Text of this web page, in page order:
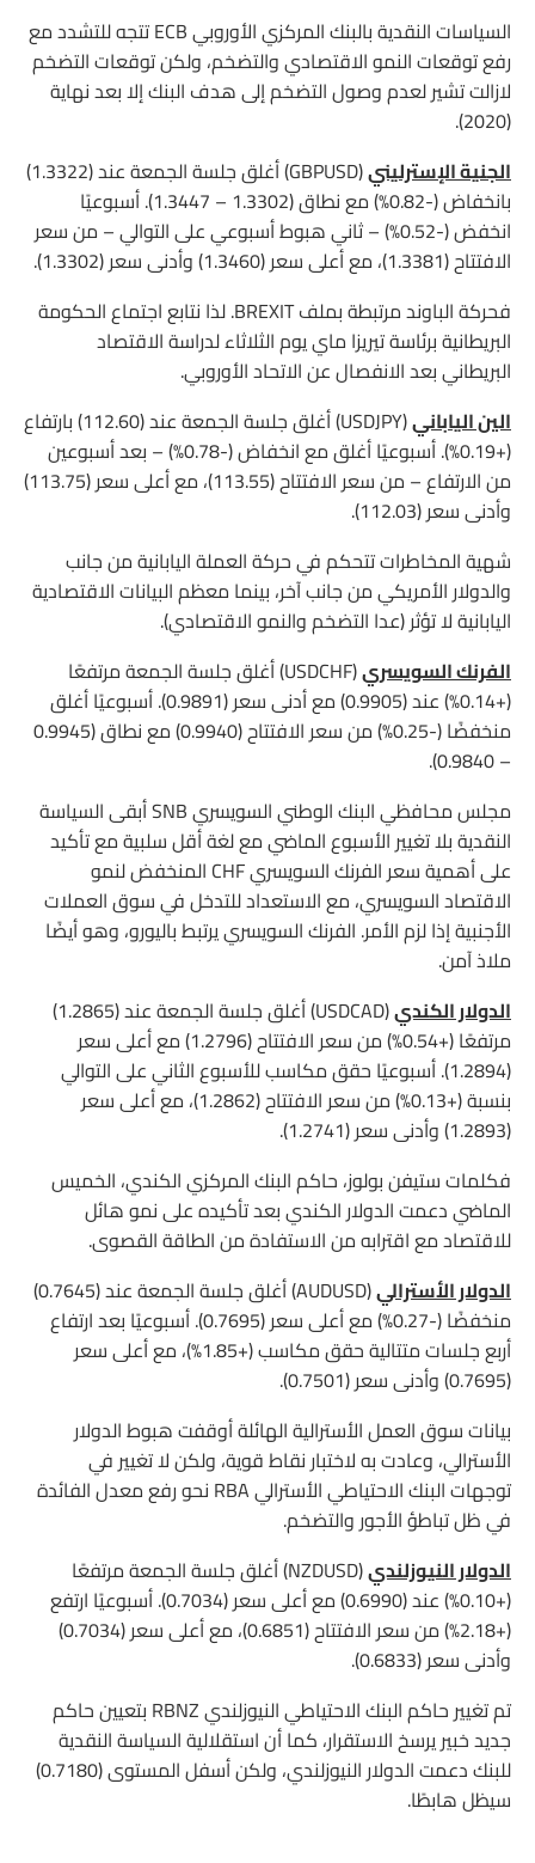
السياسات النقدية بالبنك المركزي الأوروبي ECB تتجه للتشدد مع
رفع توقعات النمو الاقتصادي والتضخم، ولكن توقعات التضخم
لازالت تشير لعدم وصول التضخم إلى هدف البنك إلا بعد نهاية
(2020).
الجنية الإسترليني
(GBPUSD) أغلق جلسة الجمعة عند (1.3322)
بانخفاض (-0.82%) مع نطاق (1.3302 – 1.3447). أسبوعيًا
انخفض (-0.52%) – ثاني هبوط أسبوعي على التوالي – من سعر
الافتتاح (1.3381)، مع أعلى سعر (1.3460) وأدنى سعر (1.3302).
فحركة الباوند مرتبطة بملف BREXIT. لذا نتابع اجتماع الحكومة
البريطانية برئاسة تيريزا ماي يوم الثلاثاء لدراسة الاقتصاد
البريطاني بعد الانفصال عن الاتحاد الأوروبي.
الين الياباني
(USDJPY) أغلق جلسة الجمعة عند (112.60) بارتفاع
(+0.19%). أسبوعيًا أغلق مع انخفاض (-0.78%) – بعد أسبوعين
من الارتفاع – من سعر الافتتاح (113.55)، مع أعلى سعر (113.75)
وأدنى سعر (112.03).
شهية المخاطرات تتحكم في حركة العملة اليابانية من جانب
والدولار الأمريكي من جانب آخر، بينما معظم البيانات الاقتصادية
اليابانية لا تؤثر (عدا التضخم والنمو الاقتصادي).
الفرنك السويسري
(USDCHF) أغلق جلسة الجمعة مرتفعًا
(+0.14%) عند (0.9905) مع أدنى سعر (0.9891). أسبوعيًا أغلق
منخفضًا (-0.25%) من سعر الافتتاح (0.9940) مع نطاق (0.9945
– 0.9840).
مجلس محافظي البنك الوطني السويسري SNB أبقى السياسة
النقدية بلا تغيير الأسبوع الماضي مع لغة أقل سلبية مع تأكيد
على أهمية سعر الفرنك السويسري CHF المنخفض لنمو
الاقتصاد السويسري، مع الاستعداد للتدخل في سوق العملات
الأجنبية إذا لزم الأمر. الفرنك السويسري يرتبط باليورو، وهو أيضًا
ملاذ آمن.
الدولار الكندي
(USDCAD) أغلق جلسة الجمعة عند (1.2865)
مرتفعًا (+0.54%) من سعر الافتتاح (1.2796) مع أعلى سعر
(1.2894). أسبوعيًا حقق مكاسب للأسبوع الثاني على التوالي
بنسبة (+0.13%) من سعر الافتتاح (1.2862)، مع أعلى سعر
(1.2893) وأدنى سعر (1.2741).
فكلمات ستيفن بولوز، حاكم البنك المركزي الكندي، الخميس
الماضي دعمت الدولار الكندي بعد تأكيده على نمو هائل
للاقتصاد مع اقترابه من الاستفادة من الطاقة القصوى.
الدولار الأسترالي
(AUDUSD) أغلق جلسة الجمعة عند (0.7645)
منخفضًا (-0.27%) مع أعلى سعر (0.7695). أسبوعيًا بعد ارتفاع
أربع جلسات متتالية حقق مكاسب (+1.85%)، مع أعلى سعر
(0.7695) وأدنى سعر (0.7501).
بيانات سوق العمل الأسترالية الهائلة أوقفت هبوط الدولار
الأسترالي، وعادت به لاختبار نقاط قوية، ولكن لا تغيير في
توجهات البنك الاحتياطي الأسترالي RBA نحو رفع معدل الفائدة
في ظل تباطؤ الأجور والتضخم.
الدولار النيوزلندي
(NZDUSD) أغلق جلسة الجمعة مرتفعًا
(+0.10%) عند (0.6990) مع أعلى سعر (0.7034). أسبوعيًا ارتفع
(+2.18%) من سعر الافتتاح (0.6851)، مع أعلى سعر (0.7034)
وأدنى سعر (0.6833).
تم تغيير حاكم البنك الاحتياطي النيوزلندي RBNZ بتعيين حاكم
جديد خبير يرسخ الاستقرار، كما أن استقلالية السياسة النقدية
للبنك دعمت الدولار النيوزلندي، ولكن أسفل المستوى (0.7180)
سيظل هابطًا.